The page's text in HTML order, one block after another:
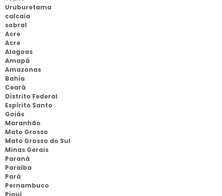
Uruburetama
calcaia
sobral
Acre
Acre
Alagoas
Amapá
Amazonas
Bahia
Ceará
Distrito Federal
Espírito Santo
Goiás
Maranhão
Mato Grosso
Mato Grosso do Sul
Minas Gerais
Paraná
Paraíba
Pará
Pernambuco
Piauí